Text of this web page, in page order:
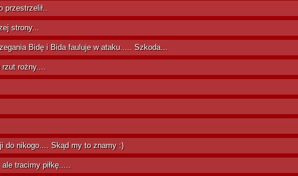
przestrzelił..
strony...
Bidę i Bida fauluje w ataku..... Szkoda...
rzut rożny....
do nikogo.... Skąd my to znamy :)
tracimy piłkę.....